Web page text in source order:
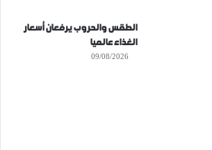
الطقس والحروب يرفعان أسعار
الغذاء عالميا
09/08/2026